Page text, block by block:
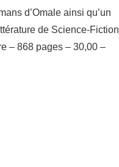
d’Omale ainsi qu’un
de Science-Fiction
– 868 pages – 30,00 –